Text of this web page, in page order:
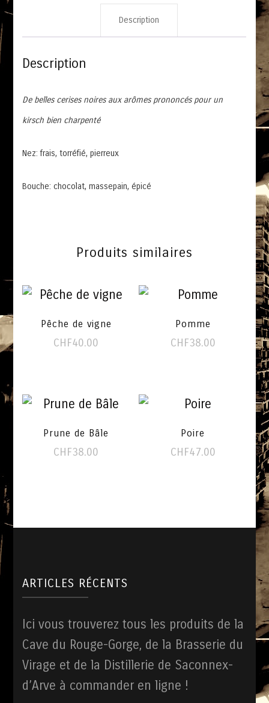
Description
Description
De belles cerises noires aux arômes prononcés pour un
kirsch bien charpenté
Nez: frais, torréfié, pierreux
Bouche: chocolat, massepain, épicé
Produits similaires
Pêche de vigne
CHF40.00
Pomme
CHF38.00
Prune de Bâle
CHF38.00
Poire
CHF47.00
ARTICLES RÉCENTS
Ici vous trouverez tous les produits de la
Cave du Rouge-Gorge, de la Brasserie du
Virage et de la Distillerie de Saconnex-
d’Arve à commander en ligne !